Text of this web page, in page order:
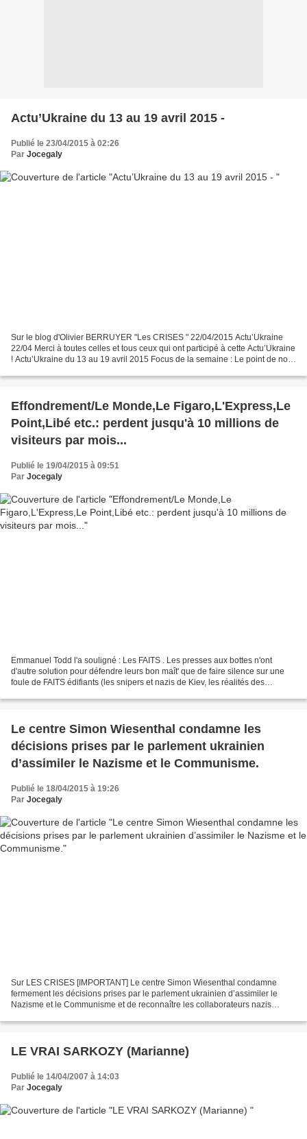
Actu’Ukraine du 13 au 19 avril 2015 -
Publié le 23/04/2015 à 02:26
Par Jocegaly
Sur le blog d'Olivier BERRUYER "Les CRISES " 22/04/2015 Actu’Ukraine
22/04 Merci à toutes celles et tous ceux qui ont participé à cette Actu’Ukraine
! Actu’Ukraine du 13 au 19 avril 2015 Focus de la semaine : Le point de non-
Effondrement/Le Monde,Le Figaro,L'Express,Le
Point,Libé etc.: perdent jusqu'à 10 millions de
visiteurs par mois...
Publié le 19/04/2015 à 09:51
Par Jocegaly
Emmanuel Todd l'a souligné : Les FAITS . Les presses aux bottes n'ont
d'autre solution pour défendre leurs bon maît' que de faire silence sur une
foule de FAITS édifiants (les snipers et nazis de Kiev, les réalités des
Le centre Simon Wiesenthal condamne les
décisions prises par le parlement ukrainien
d’assimiler le Nazisme et le Communisme.
Publié le 18/04/2015 à 19:26
Par Jocegaly
Sur LES CRISES [IMPORTANT] Le centre Simon Wiesenthal condamne
fermement les décisions prises par le parlement ukrainien d’assimiler le
Nazisme et le Communisme et de reconnaître les collaborateurs nazis
LE VRAI SARKOZY (Marianne)
Publié le 14/04/2007 à 14:03
Par Jocegaly